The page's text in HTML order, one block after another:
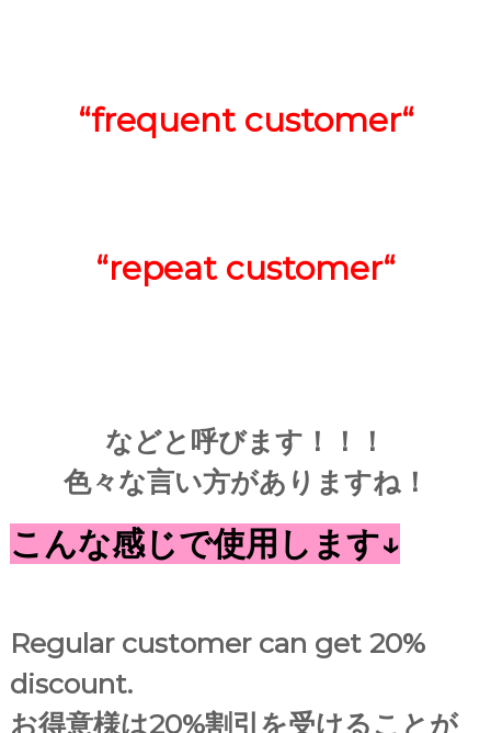
“frequent customer“
“repeat customer“
などと呼びます！！！
色々な言い方がありますね！
こんな感じで使用します↓
Regular customer can get 20%
discount.
お得意様は20%割引を受けることが